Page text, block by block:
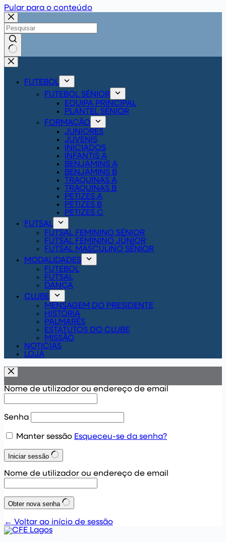
Pular para o conteúdo
Sem
resultados
FUTEBOL
FUTEBOL SÉNIOR
EQUIPA PRINCIPAL
PLANTEL SÉNIOR
FORMAÇÃO
JUNIORES
JUVENIS
INICIADOS
INFANTIS A
BENJAMINS A
BENJAMINS B
TRAQUINAS A
TRAQUINAS B
PETIZES A
PETIZES B
PETIZES C
FUTSAL
FUTSAL FEMININO SÉNIOR
FUTSAL FEMININO JÚNIOR
FUTSAL MASCULINO SÉNIOR
MODALIDADES
FUTEBOL
FUTSAL
DANÇA
CLUBE
MENSAGEM DO PRESIDENTE
HISTÓRIA
PALMARÉS
ESTATUTOS DO CLUBE
MISSÃO
NOTICIAS
LOJA
Nome de utilizador ou endereço de email
Senha
Manter sessão Esqueceu-se da senha?
Iniciar sessão
Nome de utilizador ou endereço de email
Obter nova senha
← Voltar ao início de sessão